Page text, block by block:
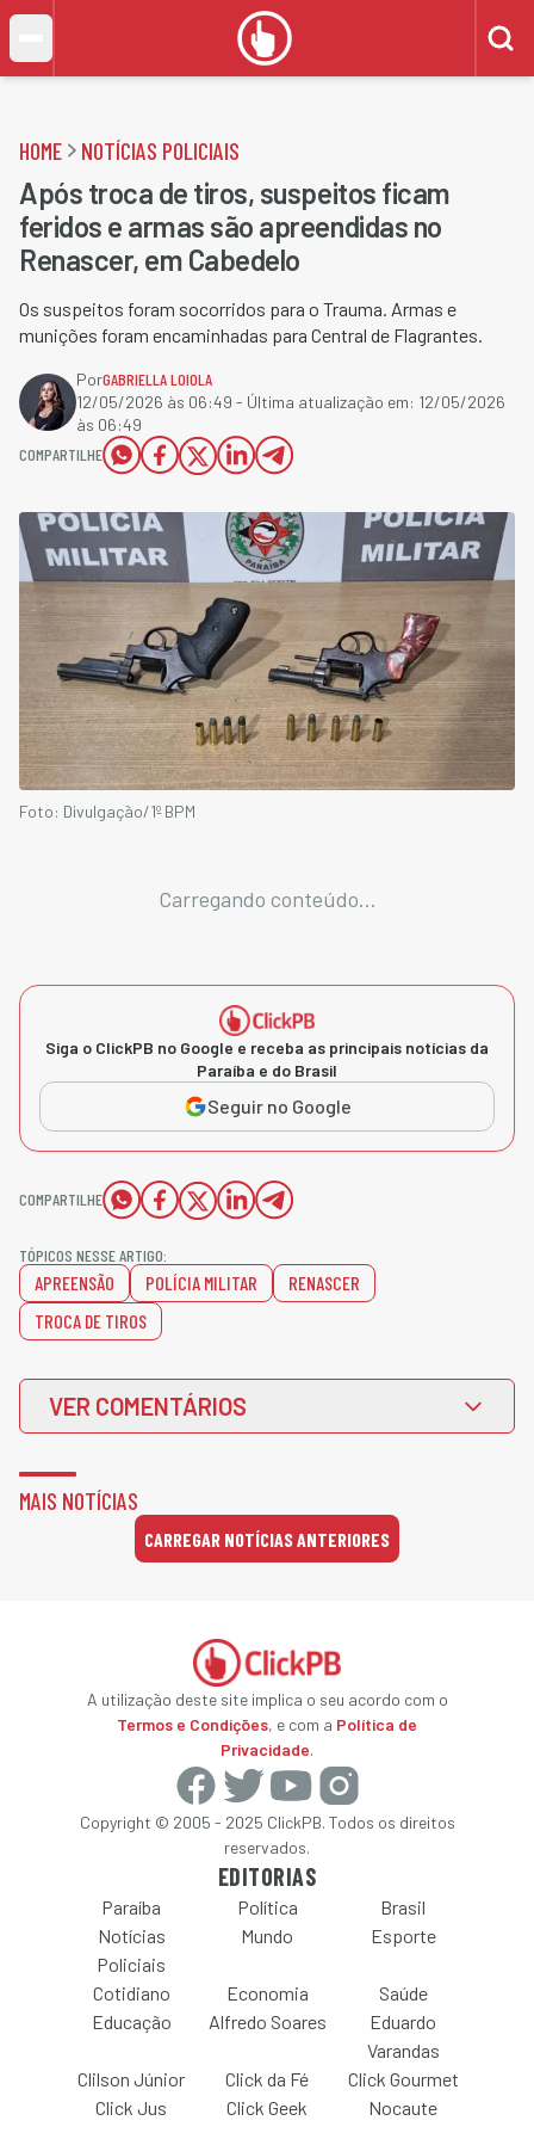
HOME NOTÍCIAS POLICIAIS
Após troca de tiros, suspeitos ficam
feridos e armas são apreendidas no
Renascer, em Cabedelo
Os suspeitos foram socorridos para o Trauma. Armas e
munições foram encaminhadas para Central de Flagrantes.
PorGABRIELLA LOIOLA
12/05/2026 às 06:49 - Última atualização em: 12/05/2026
às 06:49
COMPARTILHE
Foto: Divulgação/1º BPM
Carregando conteúdo...
Siga o ClickPB no Google e receba as principais notícias da
Paraíba e do Brasil
Seguir no Google
COMPARTILHE
TÓPICOS NESSE ARTIGO:
APREENSÃO POLÍCIA MILITAR
RENASCER
TROCA DE TIROS
VER COMENTÁRIOS
MAIS NOTÍCIAS
CARREGAR NOTÍCIAS ANTERIORES
A utilização deste site implica o seu acordo com o
Termos e Condições, e com a Política de
Privacidade.
Copyright © 2005 - 2025 ClickPB. Todos os direitos
reservados.
EDITORIAS
Paraíba Política
Brasil
Notícias
Policiais
Mundo Esporte
Cotidiano Economia
Saúde
Educação
Alfredo Soares
Eduardo
Varandas
Clilson Júnior
Click da Fé
Click Gourmet
Click Jus
Click Geek Nocaute